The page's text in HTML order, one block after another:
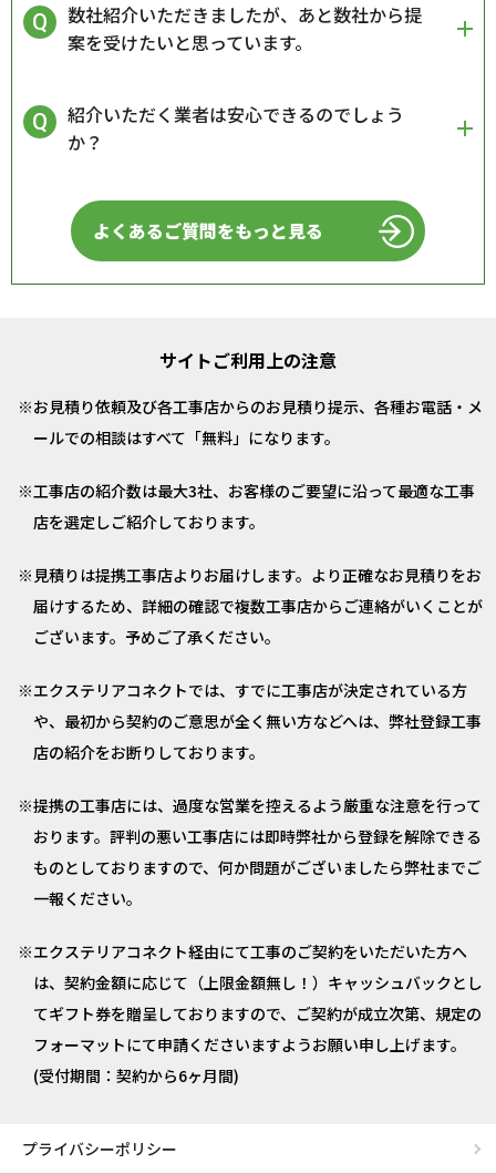
数社紹介いただきましたが、あと数社から提
案を受けたいと思っています。
紹介いただく業者は安心できるのでしょう
か？
よくあるご質問をもっと見る
サイトご利用上の注意
お見積り依頼及び各工事店からのお見積り提示、各種お電話・メ
ールでの相談はすべて「無料」になります。
工事店の紹介数は最大3社、お客様のご要望に沿って最適な工事
店を選定しご紹介しております。
見積りは提携工事店よりお届けします。より正確なお見積りをお
届けするため、詳細の確認で複数工事店からご連絡がいくことが
ございます。予めご了承ください。
エクステリアコネクトでは、すでに工事店が決定されている方
や、最初から契約のご意思が全く無い方などへは、弊社登録工事
店の紹介をお断りしております。
提携の工事店には、過度な営業を控えるよう厳重な注意を行って
おります。評判の悪い工事店には即時弊社から登録を解除できる
ものとしておりますので、何か問題がございましたら弊社までご
一報ください。
エクステリアコネクト経由にて工事のご契約をいただいた方へ
は、契約金額に応じて（上限金額無し！）キャッシュバックとし
てギフト券を贈呈しておりますので、ご契約が成立次第、規定の
フォーマットにて申請くださいますようお願い申し上げます。
(受付期間：契約から6ヶ月間)
プライバシーポリシー